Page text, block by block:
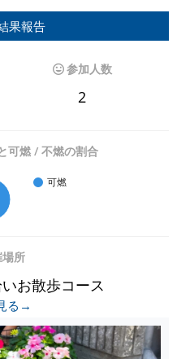
果報告
参加人数
2
可燃 / 不燃の割合
可燃
所
お散歩コース
る→